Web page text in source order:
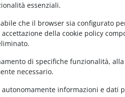
essenziali.
che il browser sia configurato
della cookie policy
di specifiche funzionalità,
necessario.
informazioni e